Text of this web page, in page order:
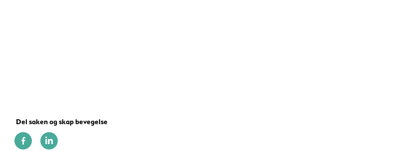
Del saken og skap bevegelse